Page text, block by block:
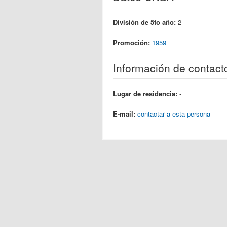
División de 5to año: 2
Promoción: 1959
Información de
Lugar de residencia: -
E-mail: contactar a esta persona